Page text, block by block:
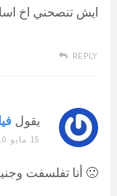
ايش تنصحني اخ
REPLY
يقول
15 مايو 2010 الساعة 6:38 ص
🙁 أنا تفلسفت